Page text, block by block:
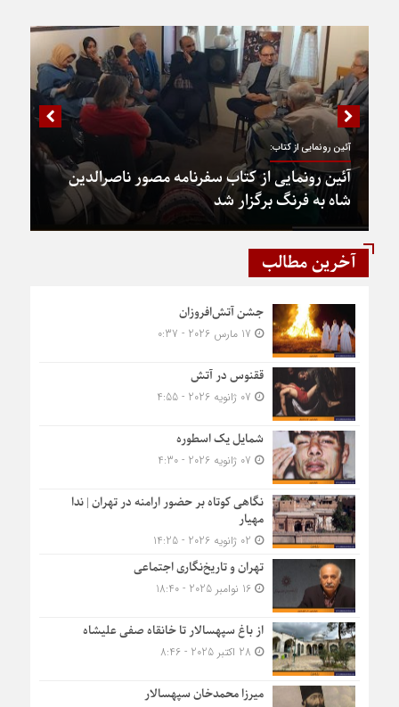
آئین رونمایی از کتاب:
آئین رونمایی از کتاب سفرنامه مصور ناصرالدین
شاه به فرنگ برگزار شد
آخرین مطالب
جشن آتش‌افروزان
ققنوس در آتش
شمایل یک اسطوره
نگاهی کوتاه بر حضور ارامنه در تهران | ندا
مهیار
تهران و تاریخ‌نگاری اجتماعی
16 نوامبر 2025 - 18:40
از باغ سپهسالار تا خانقاه صفی علیشاه
میرزا محمدخان سپهسالار